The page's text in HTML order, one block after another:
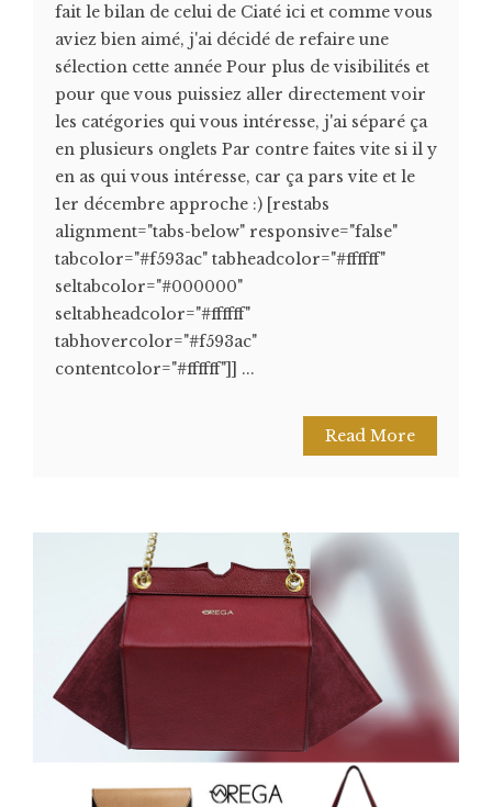
fait le bilan de celui de Ciaté ici et comme vous
aviez bien aimé, j'ai décidé de refaire une
sélection cette année Pour plus de visibilités et
pour que vous puissiez aller directement voir
les catégories qui vous intéresse, j'ai séparé ça
en plusieurs onglets Par contre faites vite si il y
en as qui vous intéresse, car ça pars vite et le
1er décembre approche :) [restabs
alignment="tabs-below" responsive="false"
tabcolor="#f593ac" tabheadcolor="#ffffff"
seltabcolor="#000000"
seltabheadcolor="#ffffff"
tabhovercolor="#f593ac"
contentcolor="#ffffff"]] ...
Read More